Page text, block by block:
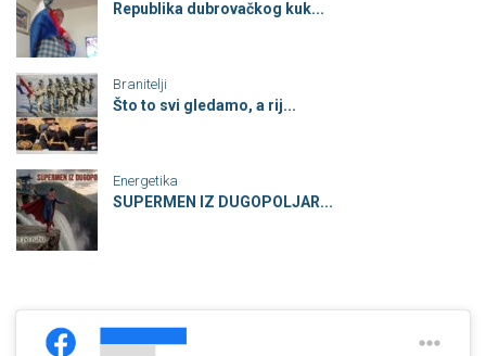
Republika dubrovačkog kuk...
Branitelji
Što to svi gledamo, a rij...
Energetika
SUPERMEN IZ DUGOPOLJAR...